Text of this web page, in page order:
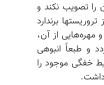
راتصویب نکند و
برندارد
مهره‌هایی از آن،
و طبعاً انبوهی
خفگی موجود را